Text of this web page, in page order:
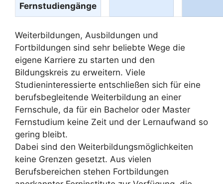
Fernstudiengänge
Weiterbildungen, Ausbildungen und
Fortbildungen sind sehr beliebte Wege die
eigene Karriere zu starten und den
Bildungskreis zu erweitern. Viele
Studieninteressierte entschließen sich für eine
berufsbegleitende Weiterbildung an einer
Fernschule, da für ein Bachelor oder Master
Fernstudium keine Zeit und der Lernaufwand so
gering bleibt.
Dabei sind den Weiterbildungsmöglichkeiten
keine Grenzen gesetzt. Aus vielen
Berufsbereichen stehen Fortbildungen